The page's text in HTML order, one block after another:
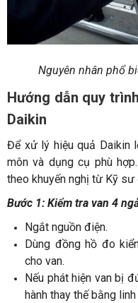
Nguyên nhân phổ
Hướng dẫn quy
Daikin
Để xử lý hiệu quả Daikin
môn và dụng cụ phù
theo khuyến nghị từ Kỹ sư
Bước 1: Kiểm tra van 4
Ngắt nguồn điện.
Dùng đồng hồ đo
cho van.
Nếu phát hiện van bị
hành thay thế bằng